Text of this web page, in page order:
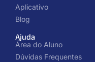
Aplicativo
Blog
Ajuda
Área do Aluno
Dúvidas Frequentes